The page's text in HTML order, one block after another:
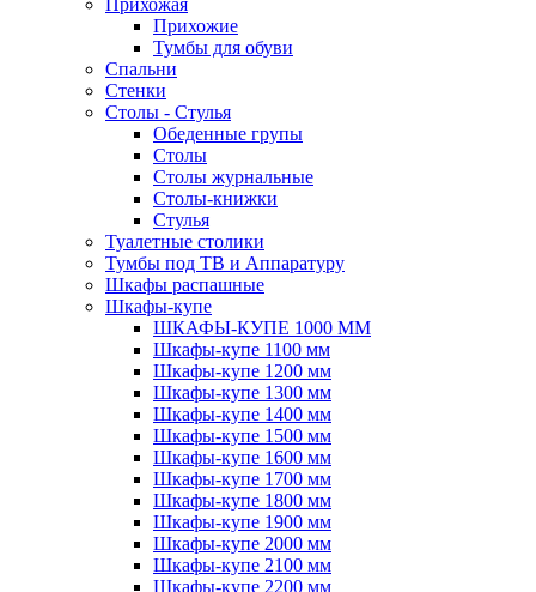
Прихожие
Тумбы для обуви
Спальни
Стенки
Столы - Стулья
Обеденные групы
Столы
Столы журнальные
Столы-книжки
Стулья
Туалетные столики
Тумбы под ТВ и Аппаратуру
Шкафы распашные
Шкафы-купе
ШКАФЫ-КУПЕ 1000 ММ
Шкафы-купе 1100 мм
Шкафы-купе 1200 мм
Шкафы-купе 1300 мм
Шкафы-купе 1400 мм
Шкафы-купе 1500 мм
Шкафы-купе 1600 мм
Шкафы-купе 1700 мм
Шкафы-купе 1800 мм
Шкафы-купе 1900 мм
Шкафы-купе 2000 мм
Шкафы-купе 2100 мм
Шкафы-купе 2200 мм